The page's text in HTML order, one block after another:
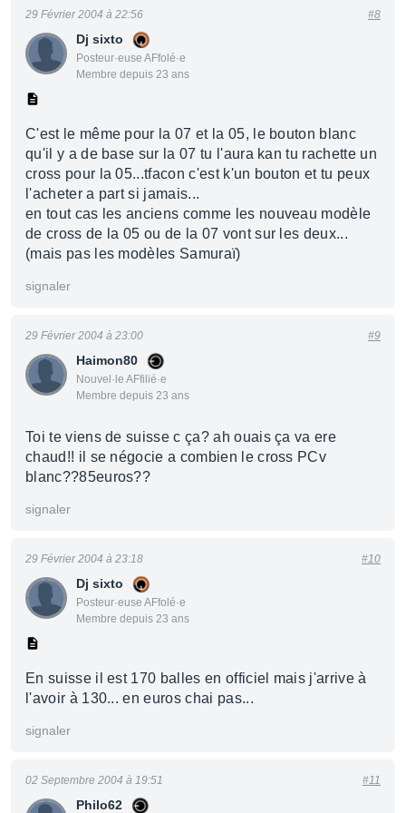
Dj sixto
Posteur·euse AFfolé·e
Membre depuis 23 ans
29 Février 2004 à 22:56 #8
C'est le même pour la 07 et la 05, le bouton blanc
qu'il y a de base sur la 07 tu l'aura kan tu rachette un
cross pour la 05...tfacon c'est k'un bouton et tu peux
l'acheter a part si jamais...
en tout cas les anciens comme les nouveau modèle
de cross de la 05 ou de la 07 vont sur les deux...
(mais pas les modèles Samuraï)
signaler
Haimon80
Nouvel·le AFfilié·e
Membre depuis 23 ans
29 Février 2004 à 23:00 #9
Toi te viens de suisse c ça? ah ouais ça va ere
chaud!! il se négocie a combien le cross PCv
blanc??85euros??
signaler
Dj sixto
Posteur·euse AFfolé·e
Membre depuis 23 ans
29 Février 2004 à 23:18 #10
En suisse il est 170 balles en officiel mais j'arrive à
l'avoir à 130... en euros chai pas...
signaler
Philo62
02 Septembre 2004 à 19:51 #11